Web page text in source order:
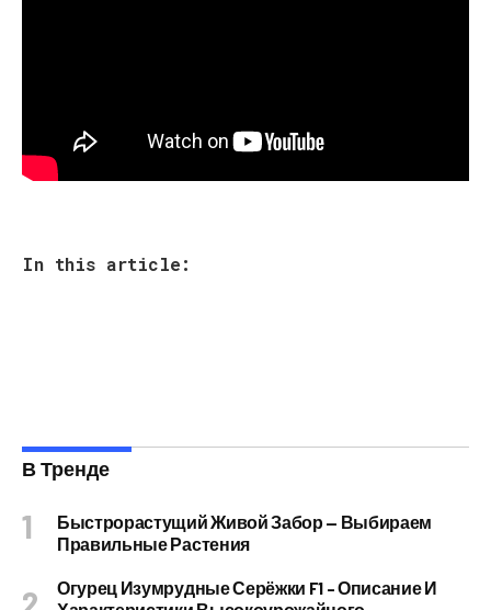
In this article:
В Тренде
Быстрорастущий Живой Забор — Выбираем
Правильные Растения
Огурец Изумрудные Серёжки F1 – Описание И